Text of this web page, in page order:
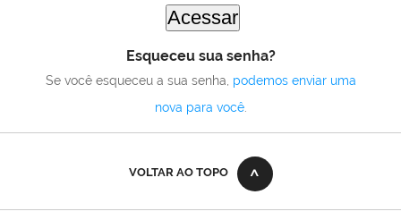
Esqueceu sua senha?
Se você esqueceu a sua senha, podemos enviar uma
nova para você.
VOLTAR AO TOPO